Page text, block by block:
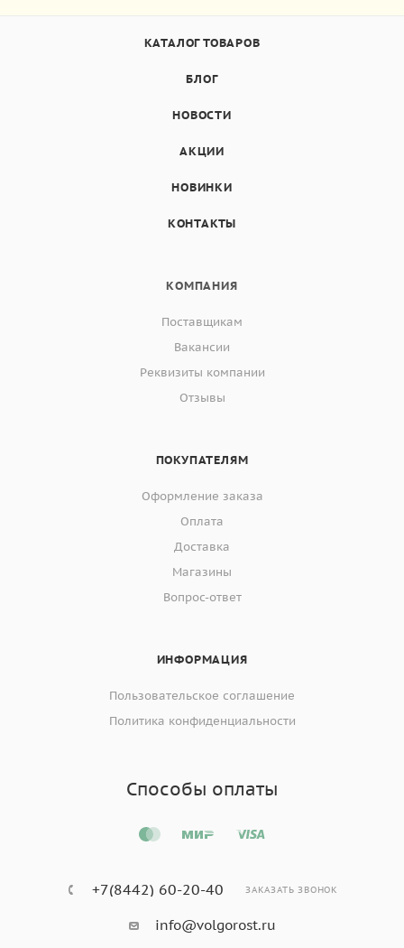
КАТАЛОГ ТОВАРОВ
БЛОГ
НОВОСТИ
АКЦИИ
НОВИНКИ
КОНТАКТЫ
КОМПАНИЯ
Поставщикам
Вакансии
Реквизиты компании
Отзывы
ПОКУПАТЕЛЯМ
Оформление заказа
Оплата
Доставка
Магазины
Вопрос-ответ
ИНФОРМАЦИЯ
Пользовательское соглашение
Политика конфиденциальности
Способы оплаты
+7(8442) 60-20-40 ЗАКАЗАТЬ ЗВОНОК
info@volgorost.ru